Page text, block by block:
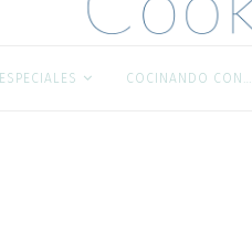
ESPECIALES COCINANDO CON…